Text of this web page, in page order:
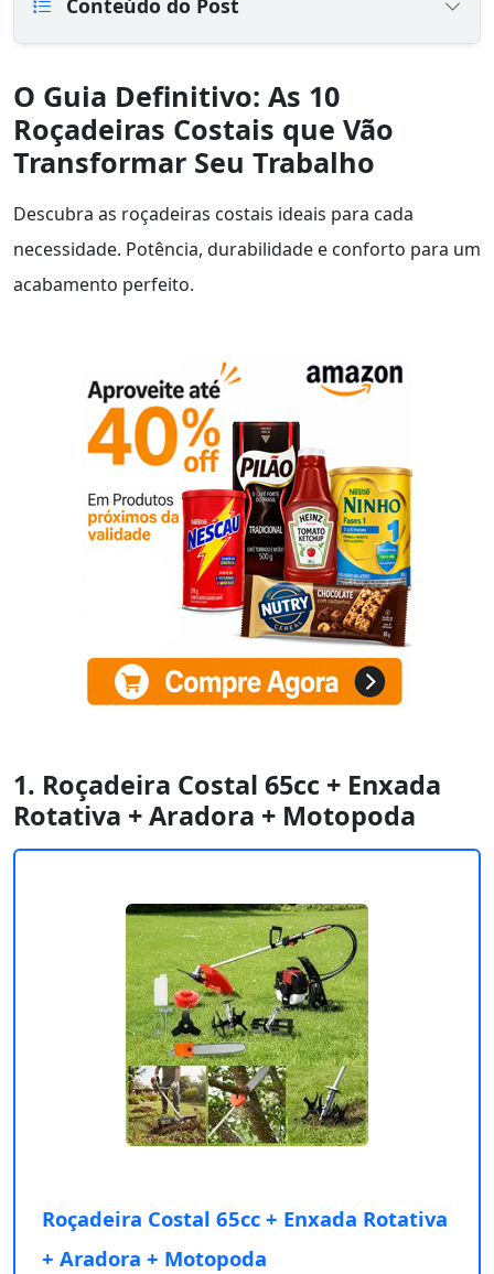
Conteúdo do Post
O Guia Definitivo: As 10
Roçadeiras Costais que Vão
Transformar Seu Trabalho
Descubra as roçadeiras costais ideais para cada
necessidade. Potência, durabilidade e conforto para um
acabamento perfeito.
1. Roçadeira Costal 65cc + Enxada
Rotativa + Aradora + Motopoda
Roçadeira Costal 65cc + Enxada Rotativa
+ Aradora + Motopoda